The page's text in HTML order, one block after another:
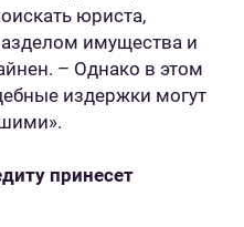
юриста,
имущества и
– Однако в этом
издержки могут
принесет